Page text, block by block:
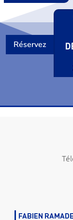
Réservez
FABIEN RAMADE